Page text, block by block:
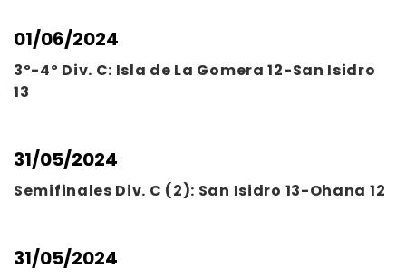
01/06/2024
3º-4º Div. C: Isla de La Gomera 12-San Isidro
13
31/05/2024
Semifinales Div. C (2): San Isidro 13-Ohana 12
31/05/2024